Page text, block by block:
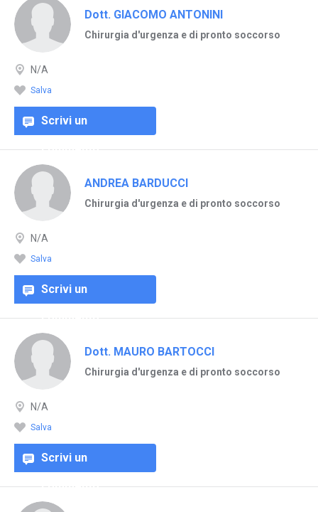
Dott. GIACOMO ANTONINI
Chirurgia d'urgenza e di pronto soccorso
N/A
Salva
Scrivi un
commento
ANDREA BARDUCCI
Chirurgia d'urgenza e di pronto soccorso
N/A
Salva
Scrivi un
commento
Dott. MAURO BARTOCCI
Chirurgia d'urgenza e di pronto soccorso
N/A
Salva
Scrivi un
commento